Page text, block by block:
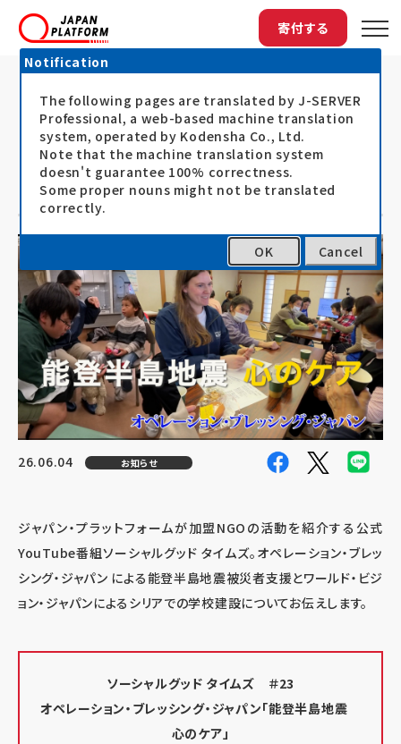
寄付する
トップ 最新情報 公式YouTubeソーシャルグッド タイ...
公式YouTubeソーシャルグッド タイ
ムズ 能登半島地震支援・シリアで学
校建設 公開
26.06.04 お知らせ
ジャパン・プラットフォームが加盟NGOの活動を紹介する公式
YouTube番組ソーシャルグッド タイムズ。 オペレーション・ブレッ
シング・ジャパン による能登半島地震被災者支援とワールド・ビジ
ョン・ジャパンによるシリアでの学校建設についてお伝えします。
ソーシャルグッド タイムズ ＃23
オペレーション・ブレッシング・ジャパン「能登半島地震
心のケア」
Notification
The following pages are translated by J-SERVER
Professional, a web-based machine translation
system, operated by Kodensha Co., Ltd.
Note that the machine translation system
doesn't guarantee 100% correctness.
Some proper nouns might not be translated
correctly.
OK Cancel